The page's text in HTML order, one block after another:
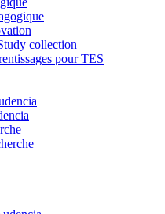
collection
pour TES